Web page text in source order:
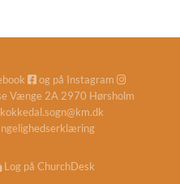
 og på Instagram 
Vænge 2A 2970 Hørsholm
kokkedal.sogn@km.dk
Log på ChurchDesk